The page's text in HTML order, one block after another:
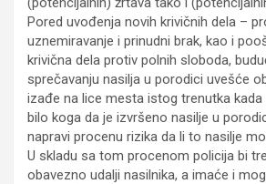
Pored uvođenja novih krivičnih dela –
uznemiravanje i prinudni brak, kao i
krivična dela protiv polnih sloboda,
sprečavanju nasilja u porodici uvešće
izađe na lice mesta istog trenutka kada
bilo koga da je izvršeno nasilje u
napravi procenu rizika da li to nasilje
U skladu sa tom procenom policija bi
obavezno udalji nasilnika, a imaće i